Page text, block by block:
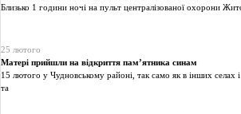
Близько 1 години ночі на пульт централізованої охорони
25 лютого
Матері прийшли на відкриття пам’ятника синам
15 лютого у Чудновському районі, так само як в інших селах
та